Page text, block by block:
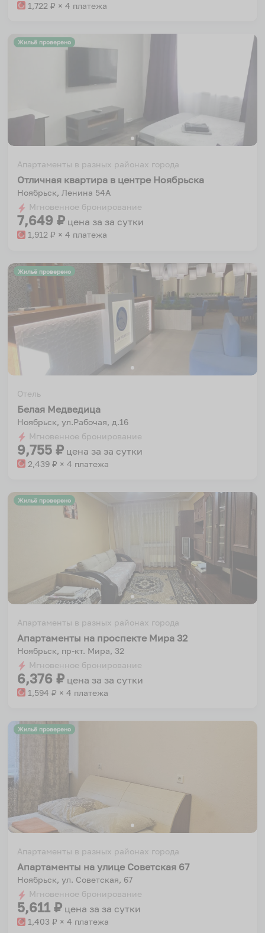
1,722 ₽ × 4 платежа
Жильё проверено
Апартаменты в разных районах города
Отличная квартира в центре Ноябрьска
Ноябрьск, Ленина 54А
Мгновенное бронирование
7,649 ₽ цена за за сутки
1,912 ₽ × 4 платежа
Жильё проверено
Отель
Белая Медведица
Ноябрьск, ул.Рабочая, д.16
Мгновенное бронирование
9,755 ₽ цена за за сутки
2,439 ₽ × 4 платежа
Жильё проверено
Апартаменты в разных районах города
Апартаменты на проспекте Мира 32
Ноябрьск, пр-кт. Мира, 32
Мгновенное бронирование
6,376 ₽ цена за за сутки
1,594 ₽ × 4 платежа
Жильё проверено
Апартаменты в разных районах города
Апартаменты на улице Советская 67
Ноябрьск, ул. Советская, 67
Мгновенное бронирование
5,611 ₽ цена за за сутки
1,403 ₽ × 4 платежа